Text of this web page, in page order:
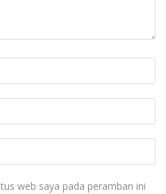
web saya pada peramban ini